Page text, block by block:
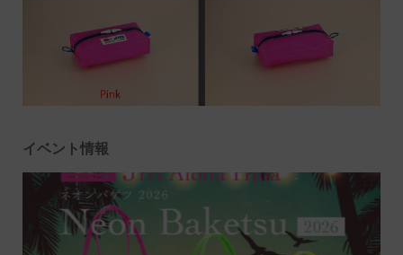
イベント情報